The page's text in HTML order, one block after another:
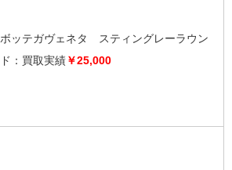
ボッテガヴェネタ スティングレーラウン
ド：買取実績￥25,000